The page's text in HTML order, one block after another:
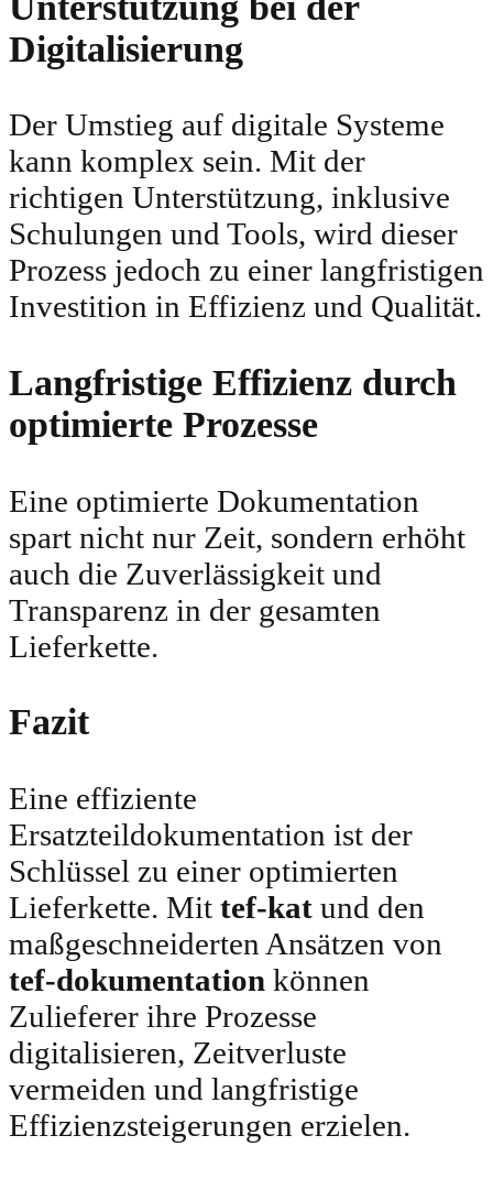
Digitalisierung
Der Umstieg auf digitale Systeme
kann komplex sein. Mit der
richtigen Unterstützung, inklusive
Schulungen und Tools, wird dieser
Prozess jedoch zu einer langfristigen
Investition in Effizienz und Qualität.
Langfristige Effizienz durch
optimierte Prozesse
Eine optimierte Dokumentation
spart nicht nur Zeit, sondern erhöht
auch die Zuverlässigkeit und
Transparenz in der gesamten
Lieferkette.
Fazit
Eine effiziente
Ersatzteildokumentation ist der
Schlüssel zu einer optimierten
Lieferkette. Mit tef-kat und den
maßgeschneiderten Ansätzen von
tef-dokumentation können
Zulieferer ihre Prozesse
digitalisieren, Zeitverluste
vermeiden und langfristige
Effizienzsteigerungen erzielen.